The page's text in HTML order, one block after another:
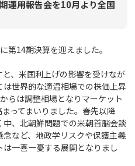
運用報告会を10月より全国
第14期決算を迎えました。
、米国利上げの影響を受けなが
世界的な適温相場での株価上昇
らは調整相場となりマーケット
ってまいりました。春先以降
、北朝鮮問題での米朝首脳会談
など、地政学リスクや保護主義
一喜一憂する展開となりまし